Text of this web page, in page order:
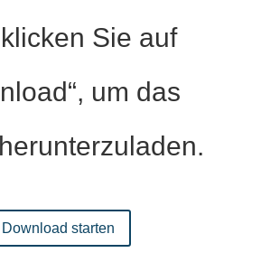
Sie auf
um das
Download starten